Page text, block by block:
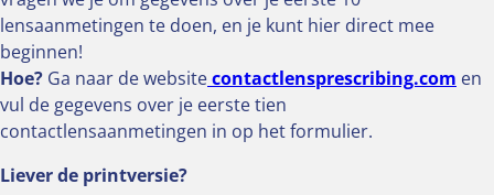
lensaanmetingen te doen, en je kunt hier direct mee
beginnen!
Hoe? Ga naar de websitecontactlensprescribing.com en
vul de gegevens over je eerste tien
contactlensaanmetingen in op het formulier.
Liever de printversie?